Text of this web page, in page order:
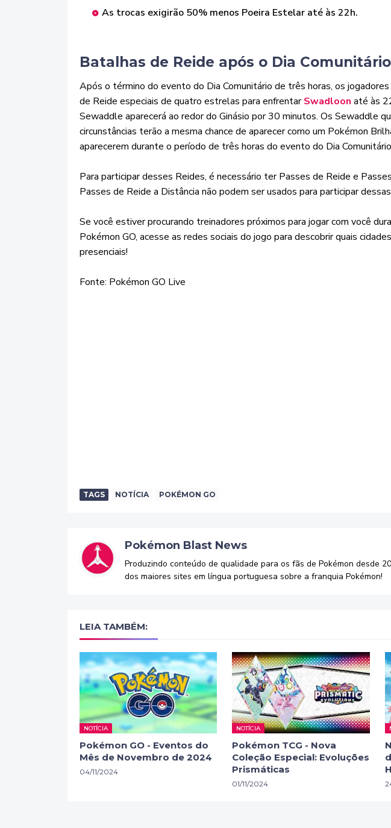
As trocas exigirão 50% menos Poeira Estelar até às 22h.
Batalhas de Reide após o Dia Comunitário
Após o término do evento do Dia Comunitário de três horas, os
de Reide especiais de quatro estrelas para enfrentarSwadloon até às
Sewaddle aparecerá ao redor do Ginásio por 30 minutos. Os Sewaddle
circunstâncias terão a mesma chance de aparecer como um Pokémon
aparecerem durante o período de três horas do evento do Dia
Para participar desses Reides, é necessário ter Passes de Reide e
Passes de Reide a Distância não podem ser usados para participar
Se você estiver procurando treinadores próximos para jogar com você
Pokémon GO, acesse as redes sociais do jogo para descobrir quais
presenciais!
Fonte: Pokémon GO Live
TAGS NOTÍCIA POKÉMON GO
Pokémon Blast News
Produzindo conteúdo de qualidade para os fãs de Pokémon desde
dos maiores sites em língua portuguesa sobre a franquia Pokémon!
LEIA TAMBÉM:
NOTÍCIA
Pokémon GO - Eventos do
Mês de Novembro de 2024
04/11/2024
NOTÍCIA
Pokémon TCG - Nova
Coleção Especial: Evoluções
Prismáticas
01/11/2024